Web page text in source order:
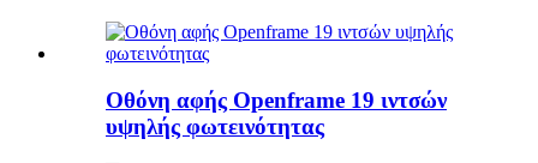
Οθόνη αφής Openframe 19 ιντσών
υψηλής φωτεινότητας